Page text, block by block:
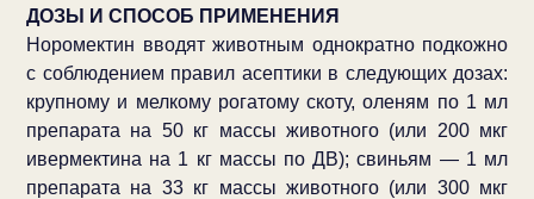
ДОЗЫ И СПОСОБ ПРИМЕНЕНИЯ
Норомектин вводят животным однократно подкожно
с соблюдением правил асептики в следующих дозах:
крупному и мелкому рогатому скоту, оленям по 1 мл
препарата на 50 кг массы животного (или 200 мкг
ивермектина на 1 кг массы по ДВ); свиньям — 1 мл
препарата на 33 кг массы животного (или 300 мкг